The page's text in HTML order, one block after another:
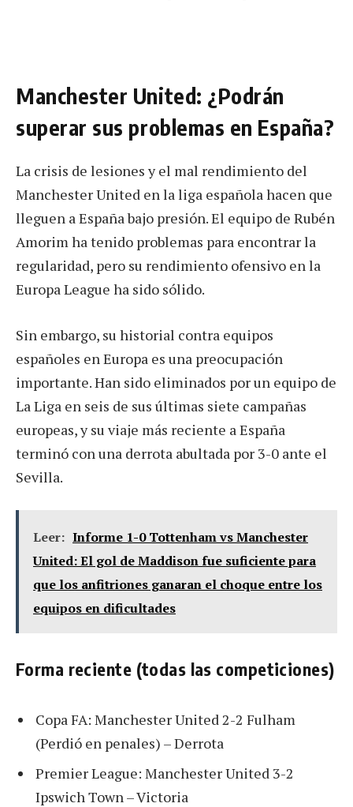
Manchester United: ¿Podrán
superar sus problemas en España?
La crisis de lesiones y el mal rendimiento del
Manchester United en la liga española hacen que
lleguen a España bajo presión. El equipo de Rubén
Amorim ha tenido problemas para encontrar la
regularidad, pero su rendimiento ofensivo en la
Europa League ha sido sólido.
Sin embargo, su historial contra equipos
españoles en Europa es una preocupación
importante. Han sido eliminados por un equipo de
La Liga en seis de sus últimas siete campañas
europeas, y su viaje más reciente a España
terminó con una derrota abultada por 3-0 ante el
Sevilla.
Leer: Informe 1-0 Tottenham vs Manchester
United: El gol de Maddison fue suficiente para
que los anfitriones ganaran el choque entre los
equipos en dificultades
Forma reciente (todas las competiciones)
Copa FA: Manchester United 2-2 Fulham
(Perdió en penales) – Derrota
Premier League: Manchester United 3-2
Ipswich Town – Victoria